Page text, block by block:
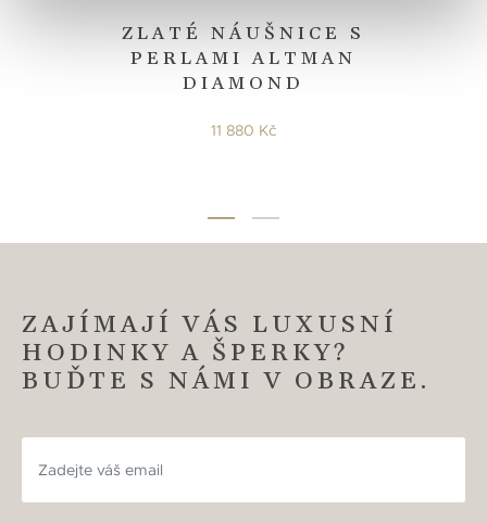
ZLATÉ NÁUŠNICE S
PERLAMI ALTMAN
DIAMOND
11 880 Kč
ZAJÍMAJÍ VÁS LUXUSNÍ
HODINKY A ŠPERKY?
BUĎTE S NÁMI V OBRAZE.